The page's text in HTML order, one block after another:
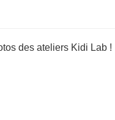
des ateliers Kidi Lab !